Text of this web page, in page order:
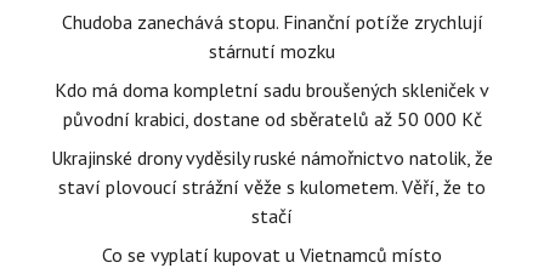
Chudoba zanechává stopu. Finanční potíže zrychlují
stárnutí mozku
Kdo má doma kompletní sadu broušených skleniček v
původní krabici, dostane od sběratelů až 50 000 Kč
Ukrajinské drony vyděsily ruské námořnictvo natolik, že
staví plovoucí strážní věže s kulometem. Věří, že to
stačí
Co se vyplatí kupovat u Vietnamců místo